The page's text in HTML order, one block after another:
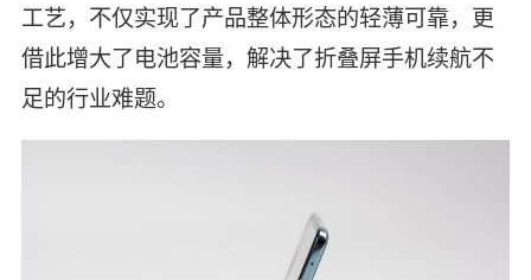
工艺，不仅实现了产品整体形态的轻薄可靠，更
借此增大了电池容量，解决了折叠屏手机续航不
足的行业难题。